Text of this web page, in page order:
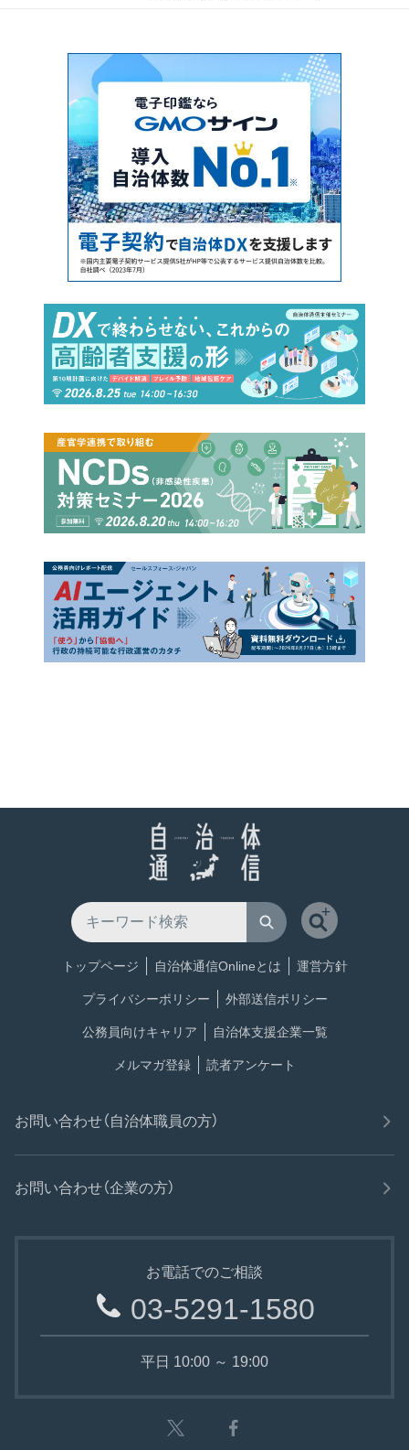
トップページ 自治体通信Onlineとは 運営方針
プライバシーポリシー 外部送信ポリシー
公務員向けキャリア 自治体支援企業一覧
メルマガ登録 読者アンケート
お問い合わせ（自治体職員の方）
お問い合わせ（企業の方）
お電話でのご相談
03-5291-1580
平日 10:00 ～ 19:00